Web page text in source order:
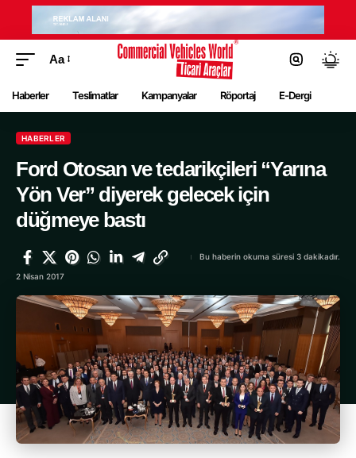
Aa
Haberler Teslimatlar Kampanyalar Röportaj E-Dergi
HABERLER
Ford Otosan ve tedarikçileri “Yarına
Yön Ver” diyerek gelecek için
düğmeye bastı
2 Nisan 2017
Bu haberin okuma süresi 3 dakikadır.